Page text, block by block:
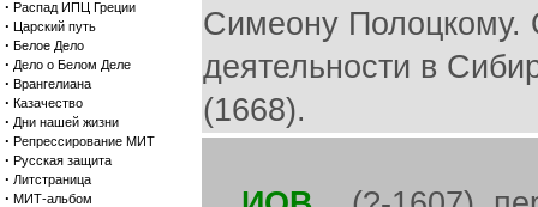
· Распад ИПЦ Греции
· Царский путь
· Белое Дело
· Дело о Белом Деле
· Врангелиана
· Казачество
· Дни нашей жизни
· Репрессирование МИТ
· Русская защита
· Литстраница
· МИТ-альбом
Симеону Полоцкому.
деятельности в
(1668).